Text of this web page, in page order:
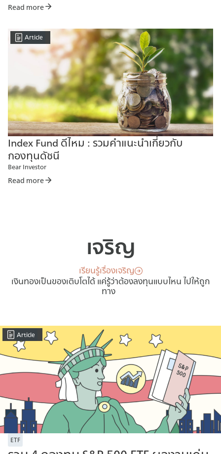
Read more
Article
Index Fund ดีไหม : รวมคำแนะนำเกี่ยวกับ
กองทุนดัชนี
Bear Investor
Read more
เจริญ
เงินทองเป็นของเติบโตได้ แค่รู้ว่าต้องลงทุนแบบไหน ไปให้ถูก
ทาง
เรียนรู้เรื่องเจริญ
Article
ETF